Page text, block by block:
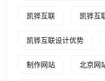
凯铧互联 凯铧互
凯铧互联设计优势
制作网站 北京网